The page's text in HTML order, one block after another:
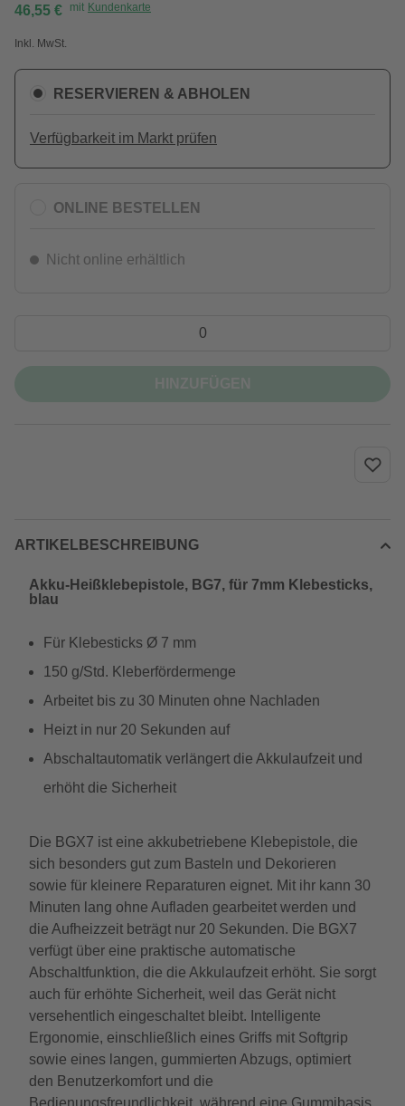
46,55 € mit Kundenkarte
Inkl. MwSt.
RESERVIEREN & ABHOLEN
Verfügbarkeit im Markt prüfen
ONLINE BESTELLEN
Nicht online erhältlich
ARTIKELBESCHREIBUNG
Akku-Heißklebepistole, BG7, für 7mm Klebesticks,
blau
Für Klebesticks Ø 7 mm
150 g/Std. Kleberfördermenge
Arbeitet bis zu 30 Minuten ohne Nachladen
Heizt in nur 20 Sekunden auf
Abschaltautomatik verlängert die Akkulaufzeit und
erhöht die Sicherheit
Die BGX7 ist eine akkubetriebene Klebepistole, die
sich besonders gut zum Basteln und Dekorieren
sowie für kleinere Reparaturen eignet. Mit ihr kann 30
Minuten lang ohne Aufladen gearbeitet werden und
die Aufheizzeit beträgt nur 20 Sekunden. Die BGX7
verfügt über eine praktische automatische
Abschaltfunktion, die die Akkulaufzeit erhöht. Sie sorgt
auch für erhöhte Sicherheit, weil das Gerät nicht
versehentlich eingeschaltet bleibt. Intelligente
Ergonomie, einschließlich eines Griffs mit Softgrip
sowie eines langen, gummierten Abzugs, optimiert
den Benutzerkomfort und die
Bedienungsfreundlichkeit, während eine Gummibasis